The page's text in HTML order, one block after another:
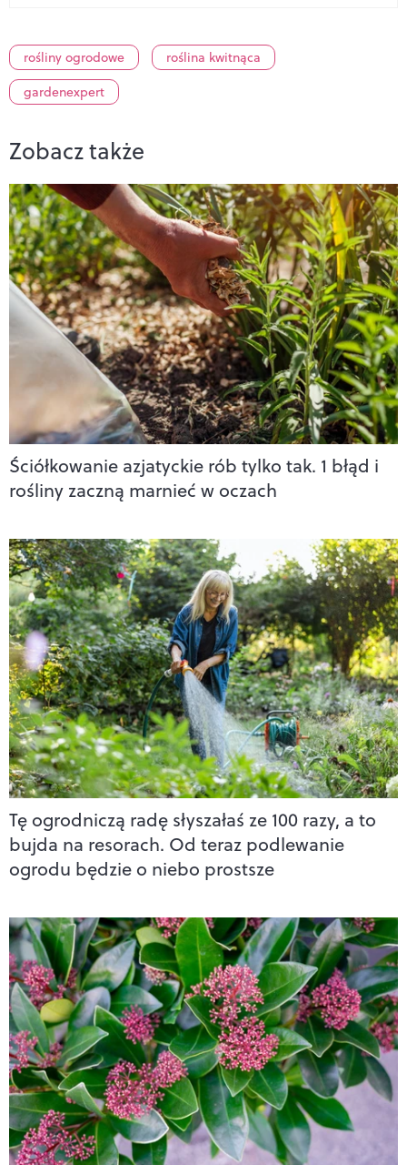
rośliny ogrodowe
roślina kwitnąca
gardenexpert
Zobacz także
Ściółkowanie azjatyckie rób tylko tak. 1 błąd i
rośliny zaczną marnieć w oczach
Tę ogrodniczą radę słyszałaś ze 100 razy, a to
bujda na resorach. Od teraz podlewanie
ogrodu będzie o niebo prostsze